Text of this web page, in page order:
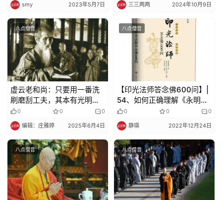
smy 2023年5月7日 三三两两 2024年10月9日
八点僧音
虚云老和尚：只要用一番洗
刷磨刮工夫，其本有光明，
自会显露出来
0 0 0
编辑：庄雅婷 2025年6月4日
八点僧音
【印光法师答念佛600问】|
54、如何正确理解《永明四
料简》的含义？
0 0 0
静瑛 2022年12月24日
八点僧音 八点僧音